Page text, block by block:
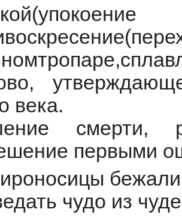
века.
смерти,
первыми
бежали
чудо из